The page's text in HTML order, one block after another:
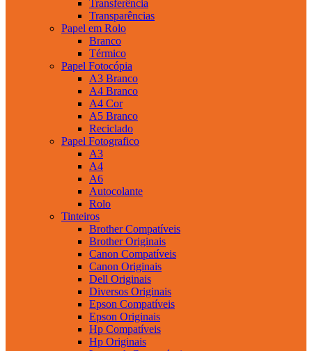
Transferência
Transparências
Papel em Rolo
Branco
Térmico
Papel Fotocópia
A3 Branco
A4 Branco
A4 Cor
A5 Branco
Reciclado
Papel Fotografico
A3
A4
A6
Autocolante
Rolo
Tinteiros
Brother Compatíveis
Brother Originais
Canon Compatíveis
Canon Originais
Dell Originais
Diversos Originais
Epson Compatíveis
Epson Originais
Hp Compatíveis
Hp Originais